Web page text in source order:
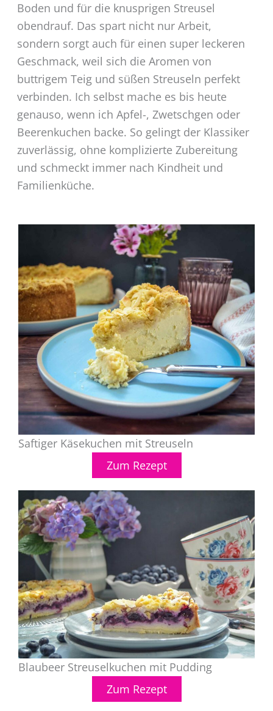
Boden und für die knusprigen Streusel
obendrauf. Das spart nicht nur Arbeit,
sondern sorgt auch für einen super leckeren
Geschmack, weil sich die Aromen von
buttrigem Teig und süßen Streuseln perfekt
verbinden. Ich selbst mache es bis heute
genauso, wenn ich Apfel-, Zwetschgen oder
Beerenkuchen backe. So gelingt der Klassiker
zuverlässig, ohne komplizierte Zubereitung
und schmeckt immer nach Kindheit und
Familienküche.
Saftiger Käsekuchen mit Streuseln
Zum Rezept
Blaubeer Streuselkuchen mit Pudding
Zum Rezept